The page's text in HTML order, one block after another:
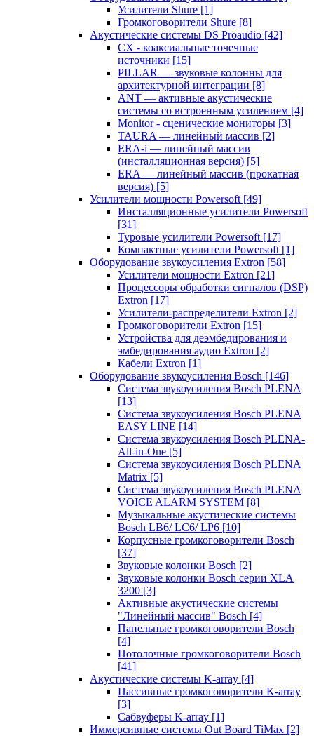
Усилители Shure [1]
Громкоговорители Shure [8]
Акустические системы DS Proaudio [42]
CX - коаксиальные точечные
источники [15]
PILLAR — звуковые колонны для
архитектурной интеграции [8]
ANT — активные акустические
системы со встроенным усилением [4]
Monitor - сценические мониторы [3]
TAURA — линейный массив [2]
ERA-i — линейный массив
(инсталляционная версия) [5]
ERA — линейный массив (прокатная
версия) [5]
Усилители мощности Powersoft [49]
Инсталляционные усилители Powersoft
[31]
Туровые усилители Powersoft [17]
Компактные усилители Powersoft [1]
Оборудование звукоусиления Extron [58]
Усилители мощности Extron [21]
Процессоры обработки сигналов (DSP)
Extron [17]
Усилители-распределители Extron [2]
Громкоговорители Extron [15]
Устройства для деэмбедирования и
эмбедирования аудио Extron [2]
Кабели Extron [1]
Оборудование звукоусиления Bosch [146]
Система звукоусиления Bosch PLENA
[13]
Система звукоусиления Bosch PLENA
EASY LINE [14]
Система звукоусиления Bosch PLENA-
All-in-One [5]
Система звукоусиления Bosch PLENA
Matrix [5]
Система звукоусиления Bosch PLENA
VOICE ALARM SYSTEM [8]
Музыкальные акустические системы
Bosch LB6/ LC6/ LP6 [10]
Корпусные громкоговорители Bosch
[37]
Звуковые колонки Bosch [2]
Звуковые колонки Bosch серии XLA
3200 [3]
Активные акустические системы
"Линейный массив" Bosch [4]
Панельные громкоговорители Bosch
[4]
Потолочные громкоговорители Bosch
[41]
Акустические системы K-array [4]
Пассивные громкоговорители K-array
[3]
Сабвуферы K-array [1]
Иммерсивные системы Out Board TiMax [2]